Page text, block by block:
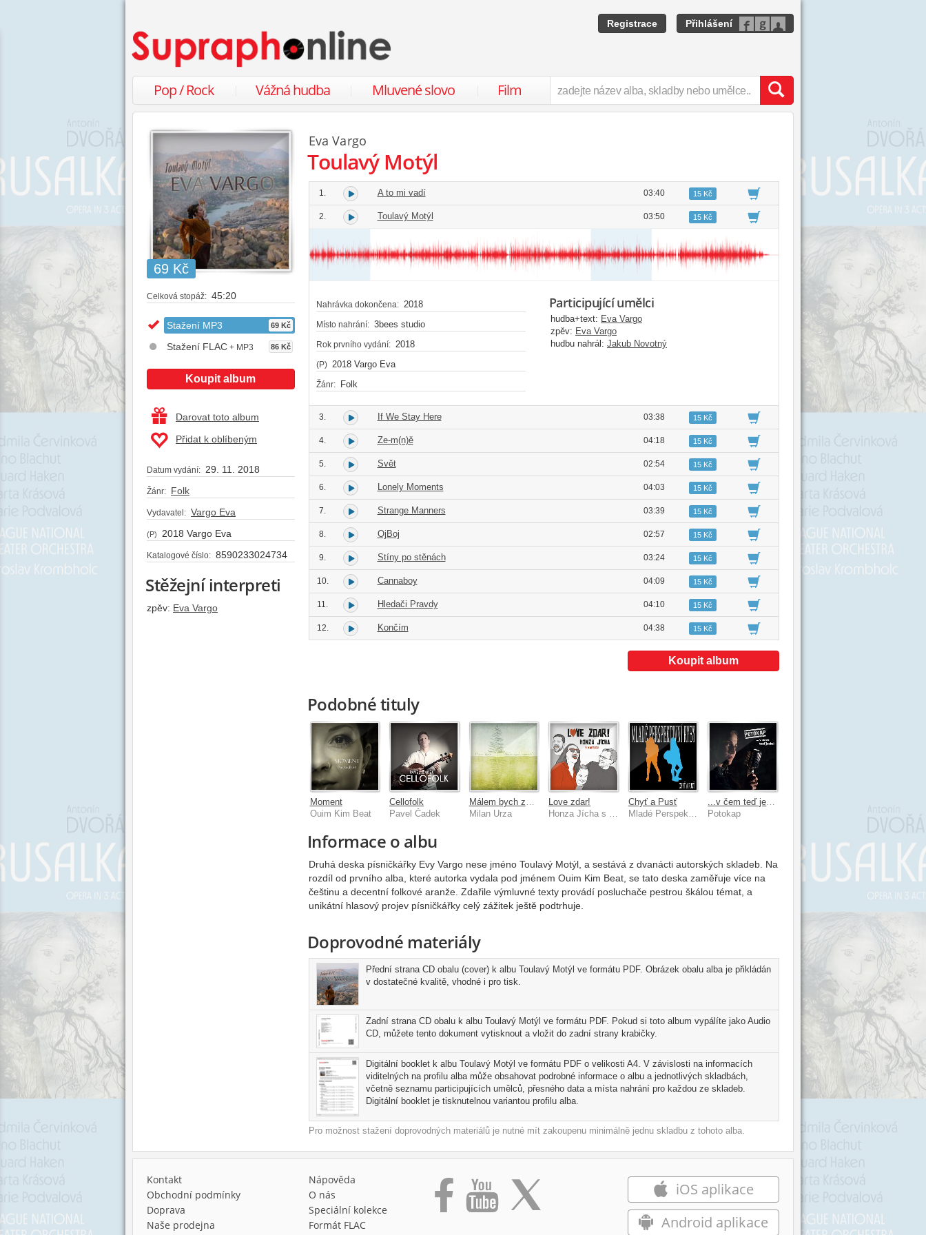
Registrace Přihlášení
Pop / Rock Vážná hudba Mluvené slovo Film
69 Kč
Celková stopáž: 45:20
Stažení MP3 69 Kč
Stažení FLAC + MP3 86 Kč
Koupit album
Darovat toto album
Přidat k oblíbeným
Datum vydání: 29. 11. 2018
Žánr: Folk
Vydavatel: Vargo Eva
(P) 2018 Vargo Eva
Katalogové číslo: 8590233024734
Stěžejní interpreti
zpěv: Eva Vargo
Eva Vargo
Toulavý Motýl
1. A to mi vadí 03:40 15 Kč
2. Toulavý Motýl 03:50 15 Kč
Nahrávka dokončena: 2018
Místo nahrání: 3bees studio
Rok prvního vydání: 2018
(P) 2018 Vargo Eva
Žánr: Folk
Participující umělci
hudba+text: Eva Vargo
zpěv: Eva Vargo
hudbu nahrál: Jakub Novotný
3. If We Stay Here 03:38 15 Kč
4. Ze-m(n)ě 04:18 15 Kč
5. Svět 02:54 15 Kč
6. Lonely Moments 04:03 15 Kč
7. Strange Manners 03:39 15 Kč
8. OjBoj 02:57 15 Kč
9. Stíny po stěnách 03:24 15 Kč
10. Cannaboy 04:09 15 Kč
11. Hledači Pravdy 04:10 15 Kč
12. Končím 04:38 15 Kč
Koupit album
Podobné tituly
Moment
Ouim Kim Beat
Cellofolk
Pavel Čadek
Milan Urza
Love zdar!
Chyť a Pusť
Potokap
Informace o albu
Druhá deska písničkářky Evy Vargo nese jméno Toulavý Motýl, a sestává z dvanácti autorských skladeb. Na
rozdíl od prvního alba, které autorka vydala pod jménem Ouim Kim Beat, se tato deska zaměřuje více na
češtinu a decentní folkové aranže. Zdařile výmluvné texty provádí posluchače pestrou škálou témat, a
unikátní hlasový projev písničkářky celý zážitek ještě podtrhuje.
Doprovodné materiály
Přední strana CD obalu (cover) k albu Toulavý Motýl ve formátu PDF. Obrázek obalu alba je přikládán
v dostatečné kvalitě, vhodné i pro tisk.
Zadní strana CD obalu k albu Toulavý Motýl ve formátu PDF. Pokud si toto album vypálíte jako Audio
CD, můžete tento dokument vytisknout a vložit do zadní strany krabičky.
Digitální booklet k albu Toulavý Motýl ve formátu PDF o velikosti A4. V závislosti na informacích
viditelných na profilu alba může obsahovat podrobné informace o albu a jednotlivých skladbách,
včetně seznamu participujících umělců, přesného data a místa nahrání pro každou ze skladeb.
Digitální booklet je tisknutelnou variantou profilu alba.
Pro možnost stažení doprovodných materiálů je nutné mít zakoupenu minimálně jednu skladbu z tohoto alba.
Kontakt
Obchodní podmínky
Doprava
Naše prodejna
Nápověda
O nás
Speciální kolekce
Formát FLAC
iOS aplikace
Android aplikace